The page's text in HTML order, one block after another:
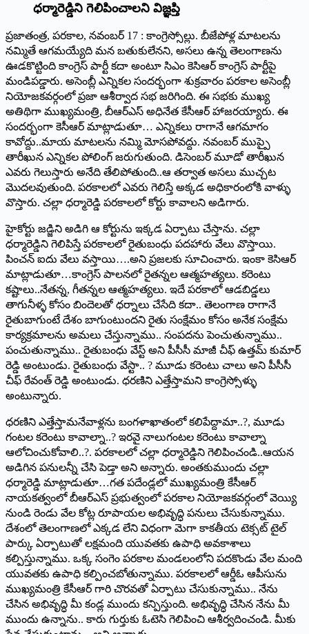
ధర్మారెడ్డిని గెలిపించాలని విజ్ఞప్తి
ప్రజాతంత్ర, పరకాల, నవంబర్‌ 17 : ‌కాంగ్రెస్సోల్లు. బీజేపోళ్ల మాటలను
నమ్మితే ఆగమయ్యేది మన బతుకులేనని, అసలు ఉన్న తెలంగాణను
ఊడకొట్టింది కాంగ్రెస్‌ ‌పార్టీ కదా అంటూ సిఎం కెసిఆర్‌ ‌కాంగ్రెస్‌ ‌పార్టీపై
మండిపడ్డారు. అసెంబ్లీ ఎన్నికల సందర్భంగా శుక్రవారం పరకాల అసెంబ్లీ
నియోజకవర్గంలో ప్రజా ఆశీర్వాద సభ జరిగింది. ఈ సభకు ముఖ్య
అతిథిగా ముఖ్యమంత్రి, బీఆర్‌ఎస్‌ అధినేత కేసీఆర్‌ ‌హాజరయ్యారు. ఈ
సందర్భంగా కెసీఆర్‌ ‌మాట్లాడుతూ… ఎన్నికలు రాగానే ఆగమాగం
కావోద్దు..మాయ మాటలను నమ్మి మోసపోవద్దు. నవంబర్‌ ‌ముప్పై
తారీఖున ఎన్నికల పోలింగ్‌ ‌జరుగుతుంది. డిసెంబర్‌ ‌మూడో తారీఖున
ఎవరు గెలుస్తారు అనేది తేలిపోతుంది..ఆ తర్వాత అసలు ముచ్చట
మొదలవుతుంది. పరకాలలో ఎవరు గెలిస్తే అక్కడ అధికారంలోకి వాళ్ళు
వొస్తారు. చల్లా ధర్మారెడ్డి పరకాలలో కోర్టు కావాలని అడిగారు.
హైకోర్టు జడ్జిని అడిగి ఆ కోర్టును ఇక్కడ ఏర్పాటు చేస్తాను. చల్లా
ధర్మారెడ్డిని గెలిపిస్తే పరకాలలో రైతుబంధు పదహారు వేలు వొస్తాయి.
పించన్‌ ఐదు వేలు వస్తాయి….అని ప్రజలకు సూచించారు. ఇంకా కెసిఆర్‌
‌మాట్లాడుతూ…కాంగ్రెస్‌ ‌పాలనలో రైతన్నల ఆత్మహత్యలు. కరెంటు
కష్టాలు..నేతన్న, గీతన్నల ఆత్మహత్యలు. ఇదే పరకాలో ఆడబిడ్డలు
తాగునీళ్ళ కోసం బిందెలతో ధర్నాలు చేసేది కదా.. తెలంగాణ రాగానే
రైతుబాగుంటే దేశం బాగుంటుందని రైతు సంక్షేమం కోసం అనేక సంక్షేమ
కార్యక్రమాలను అమలు చేస్తున్నాము.. సంపదను పెంచుతున్నాము..
పంచుతున్నాము.. రైతుబంధు వేస్ట్ అని పీసీసీ మాజీ చీఫ్‌ ఉత్తమ్‌ ‌కుమార్‌
‌రెడ్డి అంటుండు. రైతుబంధు వేస్టా.. ? మూడు కరెంటు చాలు అని పీసీసీ
చీఫ్‌ ‌రేవంత్‌ ‌రెడ్డి అంటుండు. ధరణిని ఎత్తేస్తామని కాంగ్రెస్సోళ్ళు
అంటున్నారు.
ధరణిని ఎత్తేస్తామనేవాళ్లను బంగళాఖాతంలో కలిపేద్దామా..?, మూడు
గంటల కరెంటు కావాల్నా..? ఇరవై నాలుగంటల కరెంటు కావాల్నా
ఆలోచించుకోవాలి..?. పరకాలలో చల్లా ధర్మారెడ్డిని గెలిపించండి..ఆయన
అడిగిన పనులన్నీ చేసి పెడ్తా అని అన్నారు. అంతకుముందు చల్లా
ధర్మారెడ్డి మాట్లాడుతూ…గత పదేండ్లలో ముఖ్యమంత్రి కేసీఆర్‌
‌నాయకత్వంలో బీఆర్‌ఎస్‌ ‌ప్రభుత్వంలో పరకాల నియోజకవర్గంలో వెయ్యి
నుండి రెండు వేల కోట్ల రూపాయల అభివృద్ధి పనులు చేసుకున్నాము.
దేశంలో తెలంగాణలో ఎక్కడ లేని విధంగా మెగా కాకతీయ టెక్సట్ ‌టైల్‌
‌పార్కు ఏర్పాటుతో లక్షమంది యువతకు ఉపాధి అవకాశాలు
కల్పిస్తున్నాము. ఒక్క సంగెం పరకాల మండలంలోని పదకొండు వేల మంది
యువతకు ఉపాధి కల్పించబోతున్నాము. పరకాలలో ఆర్డీఓ ఆపీసును
ముఖ్యమంత్రి కేసీఆర్‌ ‌గారి చొరవతో ఏర్పాటు చేసుకున్నాము.. నేను
చేసిన అభివృద్ధి మీ కండ్ల ముందు కన్పిస్తుంది. అభివృద్ధి చేసిన నేను మీ
ముందు ఉన్నాను.. కారు గుర్తుకు ఓటెసి గెలిపించి ఆశీర్వదించండి. మీకు